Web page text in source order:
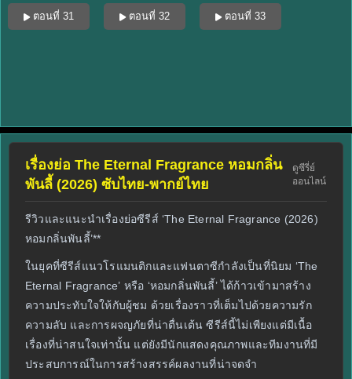
ตอนที่ 31 ตอนที่ 32 ตอนที่ 33
เรื่องย่อ The Eternal Fragrance หอมกลิ่น
พันลี้ (2026) ซับไทย-พากย์ไทย
ดูซีรี่ย์
ออนไลน์
รีวิวและแนะนำเรื่องย่อซีรีส์ ‘The Eternal Fragrance (2026)
หอมกลิ่นพันลี้’**
ในยุคที่ซีรีส์แนวโรแมนติกและแฟนตาซีกำลังเป็นที่นิยม ‘The
Eternal Fragrance’ หรือ ‘หอมกลิ่นพันลี้’ ได้ก้าวเข้ามาสร้าง
ความประทับใจให้กับผู้ชม ด้วยเรื่องราวที่เต็มไปด้วยความรัก
ความลับ และการผจญภัยที่น่าตื่นเต้น ซีรีส์นี้ไม่เพียงแต่มีเนื้อ
เรื่องที่น่าสนใจเท่านั้น แต่ยังมีนักแสดงคุณภาพและทีมงานที่มี
ประสบการณ์ในการสร้างสรรค์ผลงานที่น่าจดจำ